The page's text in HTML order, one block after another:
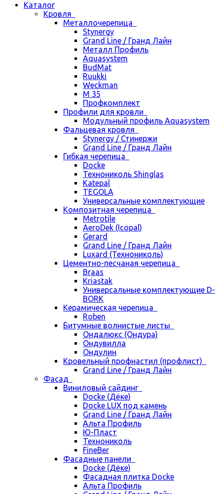
Каталог
Кровля
Металлочерепица
Stynergy
Grand Line / Гранд Лайн
Металл Профиль
Aquasystem
BudMat
Ruukki
Weckman
М 35
Профкомплект
Профили для кровли
Модульный профиль Aquasystem
Фальцевая кровля
Stynergy / Стинержи
Grand Line / Гранд Лайн
Гибкая черепица
Docke
Технониколь Shinglas
Katepal
TEGOLA
Универсальные комплектующие
Композитная черепица
Metrotile
AeroDek (Icopal)
Gerard
Grand Line / Гранд Лайн
Luxard (Технониколь)
Цементно-песчаная черепица
Braas
Kriastak
Универсальные комплектующие D-
BORK
Керамическая черепица
Roben
Битумные волнистые листы
Ондалюкс (Ондура)
Ондувилла
Ондулин
Кровельный профнастил (профлист)
Grand Line / Гранд Лайн
Фасад
Виниловый сайдинг
Docke (Дёке)
Docke LUX под камень
Grand Line / Гранд Лайн
Альта Профиль
Ю-Пласт
Технониколь
FineBer
Фасадные панели
Docke (Дёке)
Фасадная плитка Docke
Альта Профиль